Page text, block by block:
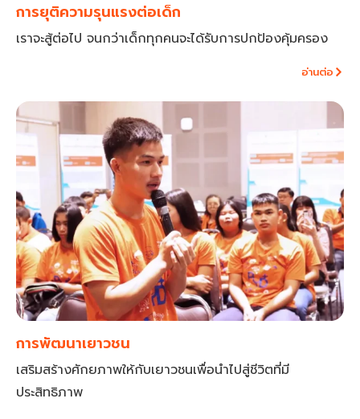
การยุติความรุนแรงต่อเด็ก
เราจะสู้ต่อไป จนกว่าเด็กทุกคนจะได้รับการปกป้องคุ้มครอง
อ่านต่อ
การพัฒนาเยาวชน
เสริมสร้างศักยภาพให้กับเยาวชนเพื่อนำไปสู่ชีวิตที่มี
ประสิทธิภาพ